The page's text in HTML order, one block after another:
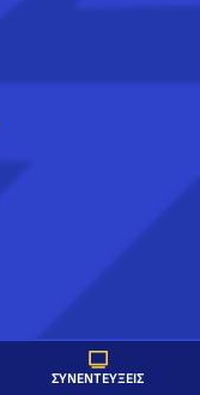
ΣΥΝΕΝΤΕΥΞΕΙΣ